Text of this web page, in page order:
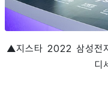
▲지스타 2022 삼성전
디